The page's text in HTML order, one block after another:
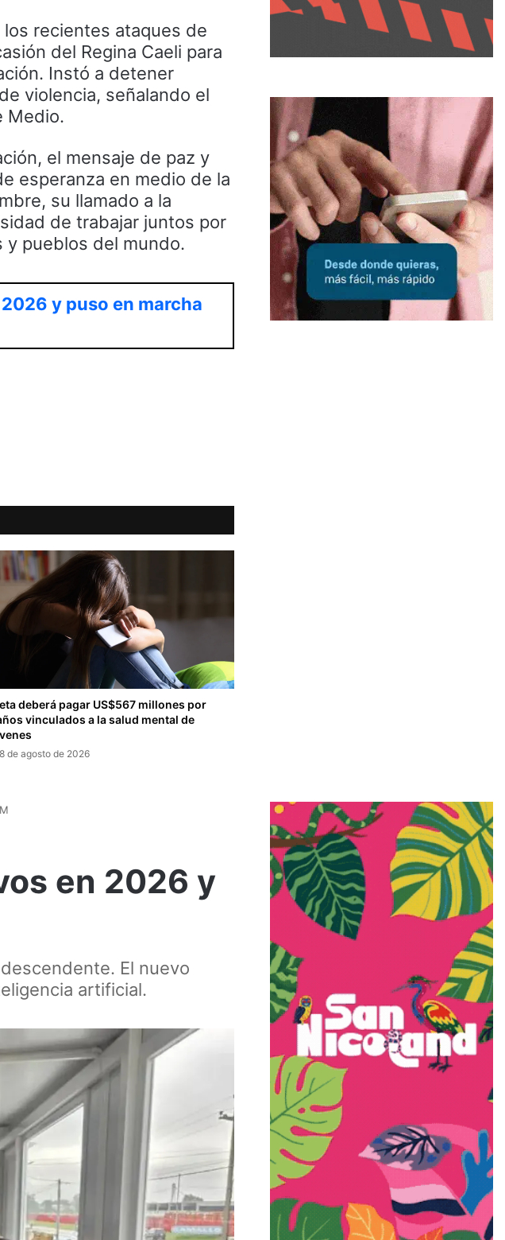
recientes ataques de
del Regina Caeli para
Instó a detener
violencia, señalando el
Medio.
el mensaje de paz y
esperanza en medio de la
su llamado a la
de trabajar juntos por
y pueblos del mundo.
y puso en marcha
deberá pagar US$567 millones por
vinculados a la salud mental de
8 de agosto de 2026